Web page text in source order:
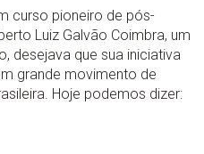
curso pioneiro de pós-
Luiz Galvão Coimbra, um
desejava que sua iniciativa
grande movimento de
Hoje podemos dizer: